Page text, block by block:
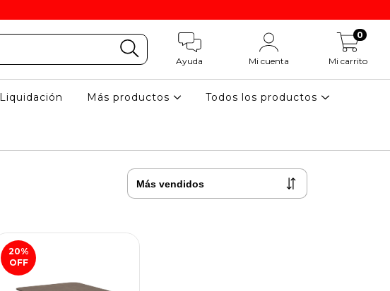
Ayuda Mi cuenta Mi carrito
0
Liquidación Más productos Todos los productos
20%
OFF